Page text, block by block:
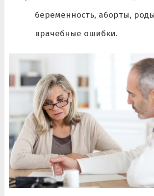
беременность, аборты,
врачебные ошибки.